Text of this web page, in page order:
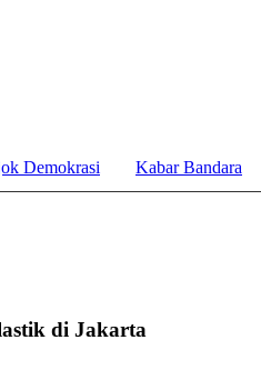
Demokrasi Kabar Bandara
di Jakarta